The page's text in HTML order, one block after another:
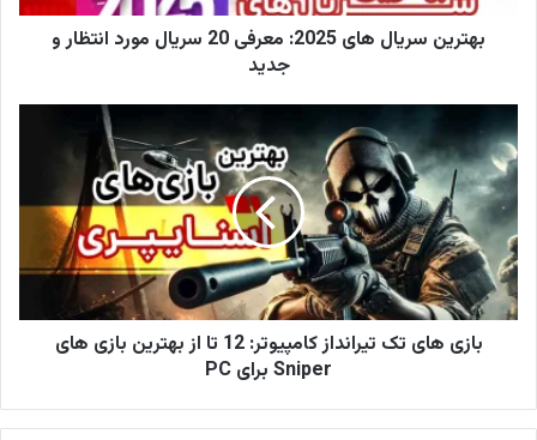
ن
ی
د
بهترین سریال های 2025: معرفی 20 سریال مورد انتظار و
جدید
بازی های تک تیرانداز کامپیوتر: 12 تا از بهترین بازی های
Sniper برای PC